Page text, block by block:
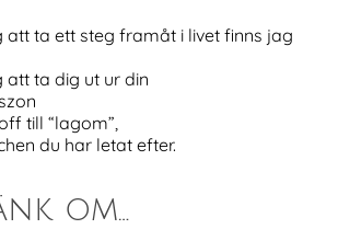
att ta ett steg framåt i livet finns jag
att ta dig ut ur din
till “lagom”,
du har letat efter.
om…